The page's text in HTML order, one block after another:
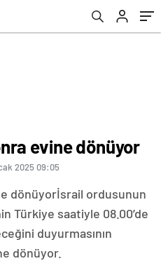
evine dönüyor
2025 09:05
dönüyorİsrail ordusunun
Türkiye saatiyle 08.00’de
duyurmasının
dönüyor.